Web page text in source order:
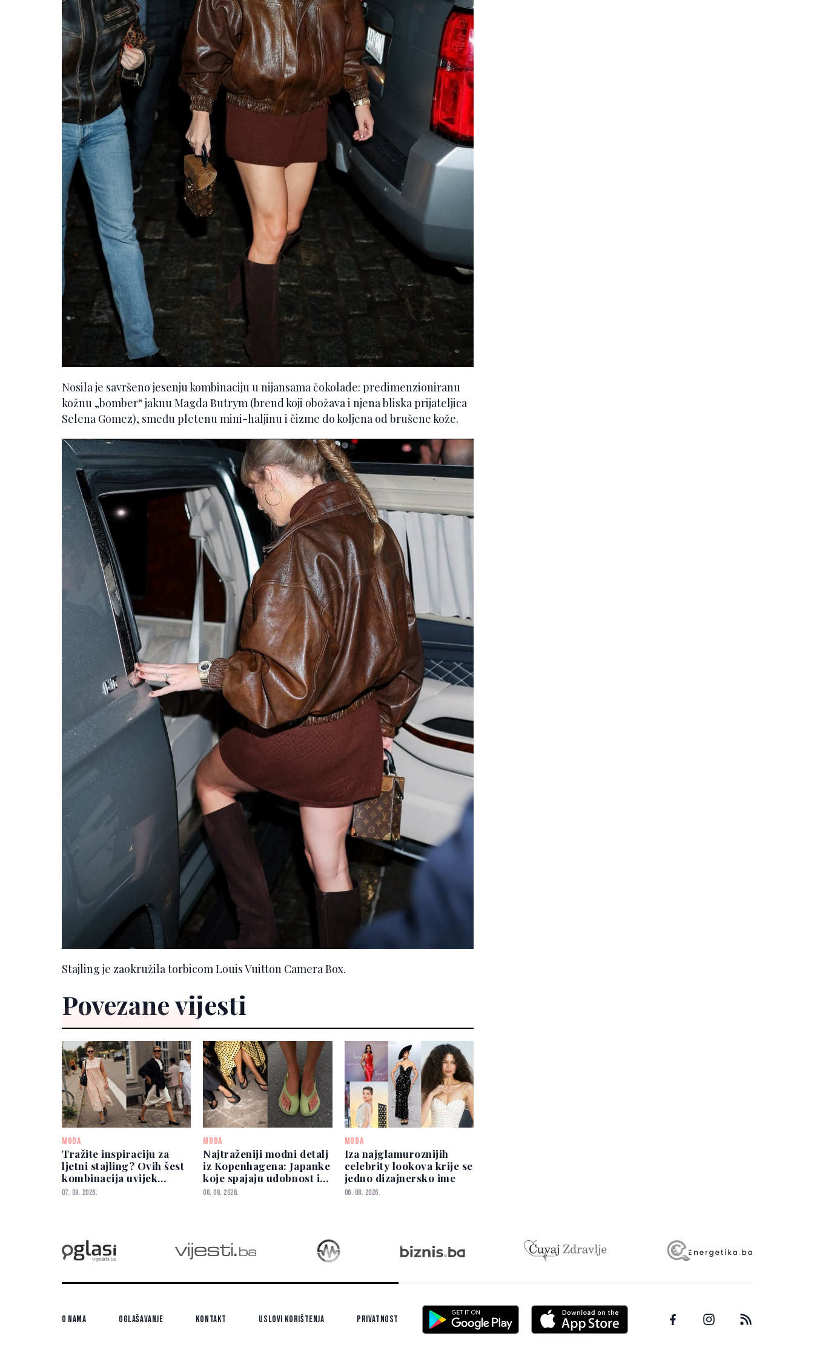
Nosila je savršeno jesenju kombinaciju u nijansama čokolade: predimenzioniranu
kožnu „bomber“ jaknu Magda Butrym (brend koji obožava i njena bliska prijateljica
Selena Gomez), smeđu pletenu mini-haljinu i čizme do koljena od brušene kože.
Stajling je zaokružila torbicom Louis Vuitton Camera Box.
Povezane vijesti
MODA
Tražite inspiraciju za
ljetni stajling? Ovih šest
kombinacija uvijek
izgleda elegantno
07. 08. 2026.
MODA
Najtraženiji modni detalj
iz Kopenhagena: Japanke
koje spajaju udobnost i
eleganciju
06. 08. 2026.
MODA
Iza najglamuroznijih
celebrity lookova krije se
jedno dizajnersko ime
06. 08. 2026.
O nama Oglašavanje Kontakt Uslovi korištenja Privatnost